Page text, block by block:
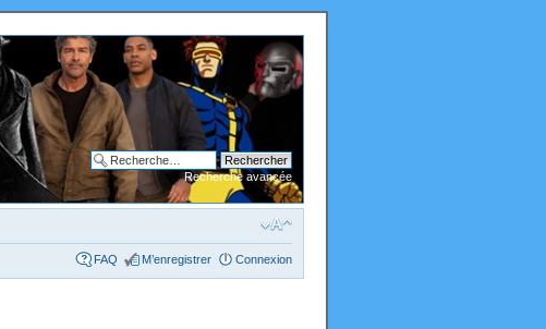
Recherche avancée
FAQ M’enregistrer Connexion